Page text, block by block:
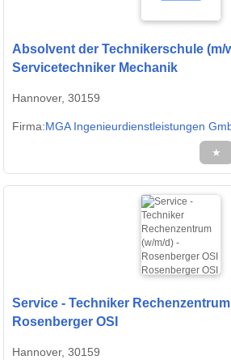
Absolvent der Technikerschule (m/
Servicetechniker Mechanik
Hannover, 30159
Firma:MGA Ingenieurdienstleistungen
★
Service - Techniker Rechenzentrum
Rosenberger OSI
Hannover, 30159